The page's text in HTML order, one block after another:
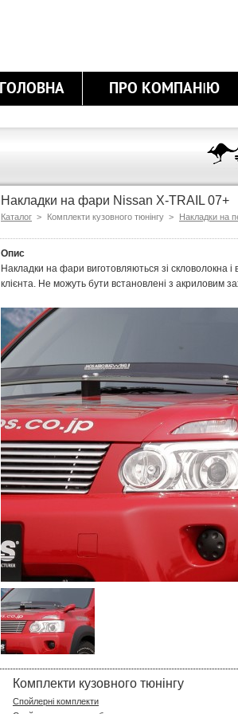
ГОЛОВНА ПРО КОМПАНІЮ
Накладки на фари Nissan X-TRAIL 07+
Каталог > Комплекти кузовного тюнінгу > Накладки на
Опис
Накладки на фари виготовляються зі
клієнта. Не можуть бути встановлені з акриловим
Комплекти кузовного тюнінгу
Спойлерні комплекти